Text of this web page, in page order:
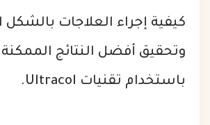
كيفية إجراء العلاجات بالشكل
وتحقيق أفضل النتائج الممكنة
باستخدام تقنيات Ultracol.